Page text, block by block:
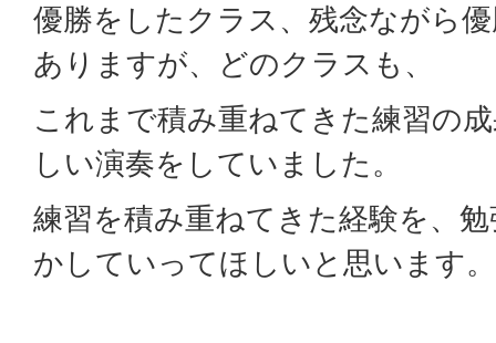
優勝をしたクラス、残念ながら
ありますが、どのクラスも、
これまで積み重ねてきた練習の
しい演奏をしていました。
練習を積み重ねてきた経験を、
かしていってほしいと思います。